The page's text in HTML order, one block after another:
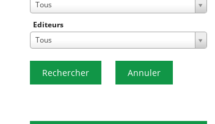
Tous
Editeurs
Tous
Rechercher Annuler